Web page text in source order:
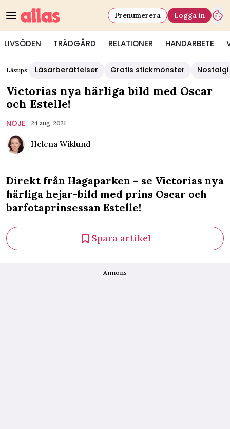
LIVSÖDEN TRÄDGÅRD RELATIONER HANDARBETE
Prenumerera Logga in
Lästips: Läsarberättelser Gratis stickmönster Nostalgi
Victorias nya härliga bild med Oscar
och Estelle!
NÖJE 24 aug, 2021
Helena Wiklund
Direkt från Hagaparken – se Victorias nya
härliga hejar-bild med prins Oscar och
barfotaprinsessan Estelle!
Spara artikel
Annons